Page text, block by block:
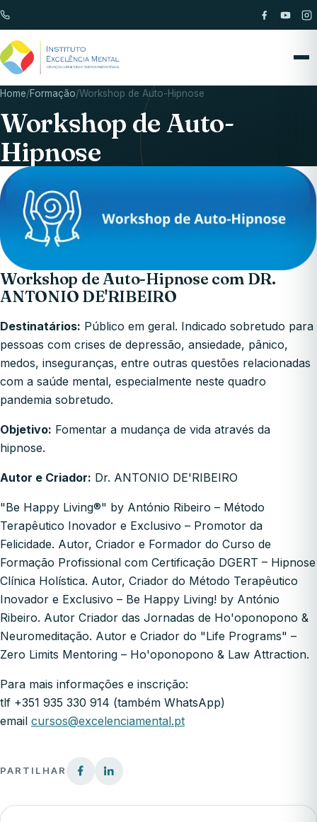
Home/Formação/Workshop de Auto-Hipnose
Workshop de Auto-
Hipnose
Workshop de Auto-Hipnose com DR.
ANTONIO DE'RIBEIRO
Destinatários: Público em geral. Indicado sobretudo para
pessoas com crises de depressão, ansiedade, pânico,
medos, inseguranças, entre outras questões relacionadas
com a saúde mental, especialmente neste quadro
pandemia sobretudo.
Objetivo: Fomentar a mudança de vida através da
hipnose.
Autor e Criador: Dr. ANTONIO DE'RIBEIRO
"Be Happy Living®" by António Ribeiro – Método
Terapêutico Inovador e Exclusivo – Promotor da
Felicidade. Autor, Criador e Formador do Curso de
Formação Profissional com Certificação DGERT – Hipnose
Clínica Holística. Autor, Criador do Método Terapêutico
Inovador e Exclusivo – Be Happy Living! by António
Ribeiro. Autor Criador das Jornadas de Ho'oponopono &
Neuromeditação. Autor e Criador do "Life Programs" –
Zero Limits Mentoring – Ho'oponopono & Law Attraction.
Para mais informações e inscrição:
tlf +351 935 330 914 (também WhatsApp)
email cursos@excelenciamental.pt
PARTILHAR